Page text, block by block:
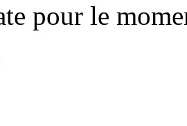
pour le